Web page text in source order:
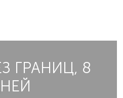
ГРАНИЦ, 8